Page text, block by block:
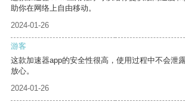
助你在网络上自由移动。
2024-01-26
游客
这款加速器app的安全性很高，使用过程中不会泄
放心。
2024-01-26